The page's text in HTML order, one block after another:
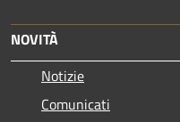
NOVITÀ
Notizie
Comunicati